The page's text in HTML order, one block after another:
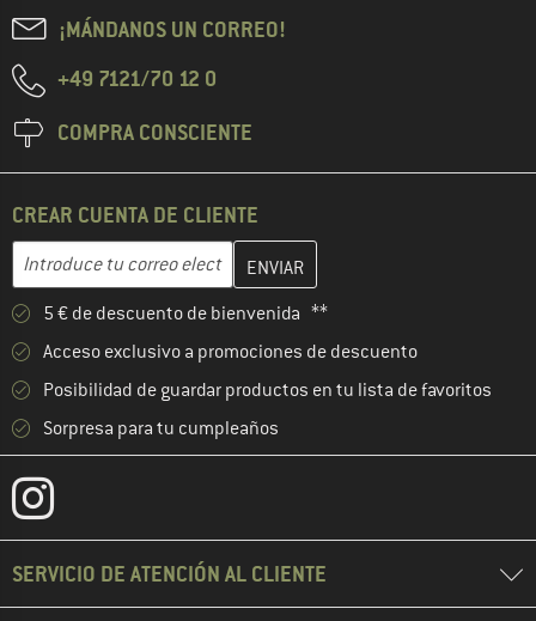
¡MÁNDANOS UN CORREO!
+49 7121/70 12 0
COMPRA CONSCIENTE
CREAR CUENTA DE CLIENTE
Dirección de correo electrónico
Introduce aquí tu dirección de correo electrónico y crea tu
5 € de descuento de bienvenida **
Acceso exclusivo a promociones de descuento
Posibilidad de guardar productos en tu lista de favoritos
Sorpresa para tu cumpleaños
SERVICIO DE ATENCIÓN AL CLIENTE